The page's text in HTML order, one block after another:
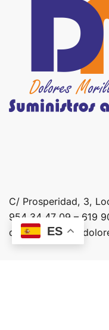
C/ Prosperidad, 3,
954 34 47 09 – 619
ES